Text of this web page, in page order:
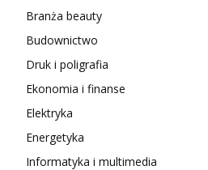
Branża beauty
Budownictwo
Druk i poligrafia
Ekonomia i finanse
Elektryka
Energetyka
Informatyka i multimedia